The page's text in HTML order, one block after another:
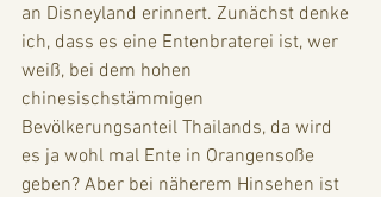
an Disneyland erinnert. Zunächst denke
ich, dass es eine Entenbraterei ist, wer
weiß, bei dem hohen
chinesischstämmigen
Bevölkerungsanteil Thailands, da wird
es ja wohl mal Ente in Orangensoße
geben? Aber bei näherem Hinsehen ist